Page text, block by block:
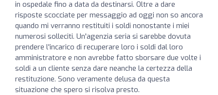
in ospedale fino a data da destinarsi. Oltre a dare
risposte scocciate per messaggio ad oggi non so ancora
quando mi verranno restituiti i soldi nonostante i miei
numerosi solleciti. Un'agenzia seria si sarebbe dovuta
prendere l'incarico di recuperare loro i soldi dal loro
amministratore e non avrebbe fatto sborsare due volte i
soldi a un cliente senza dare neanche la certezza della
restituzione. Sono veramente delusa da questa
situazione che spero si risolva presto.